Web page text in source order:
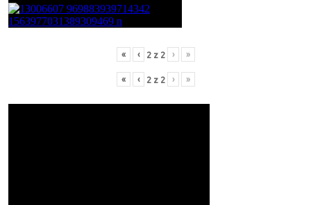
« ‹ 2z 2 › »
« ‹ 2z 2 › »